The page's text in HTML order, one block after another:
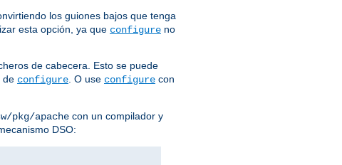
los guiones bajos que tenga
esta opción, ya que configure no
de cabecera. Esto se puede
de configure. O use configure con
pkg/apache con un compilador y
DSO: